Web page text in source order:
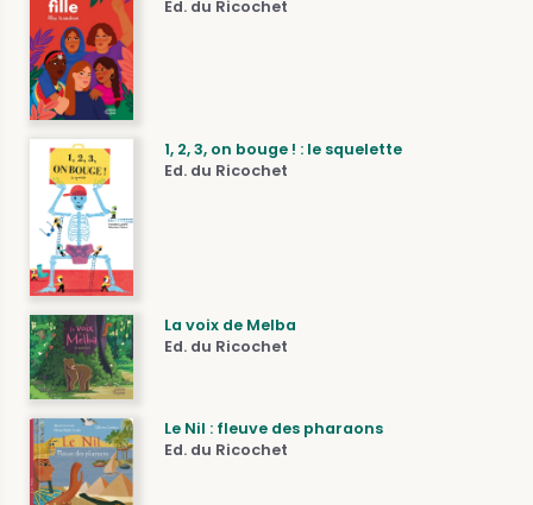
Ed. du Ricochet
1, 2, 3, on bouge ! : le squelette
Ed. du Ricochet
La voix de Melba
Ed. du Ricochet
Le Nil : fleuve des pharaons
Ed. du Ricochet